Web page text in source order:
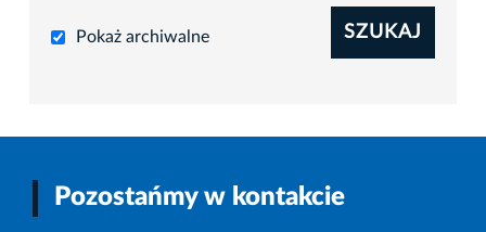
Pokaż archiwalne SZUKAJ
Pozostańmy w kontakcie